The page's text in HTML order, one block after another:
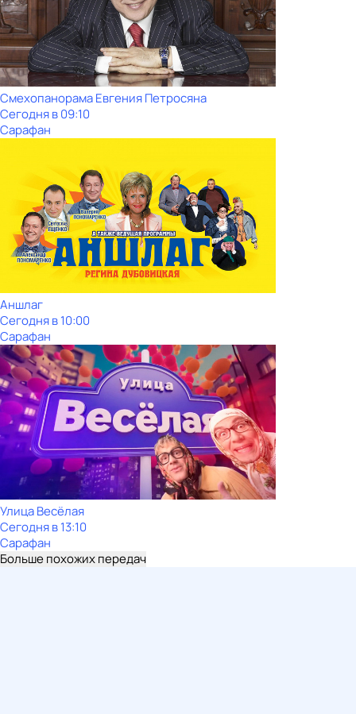
Смехопанорама Евгения Петросяна
Сегодня в 09:10
Сарафан
Аншлаг
Сегодня в 10:00
Сарафан
Улица Весёлая
Сегодня в 13:10
Сарафан
Больше похожих передач